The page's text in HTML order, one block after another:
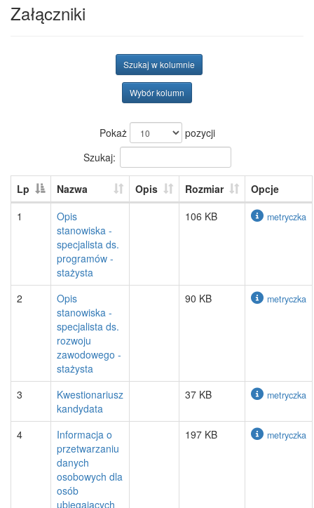
Załączniki
Szukaj w kolumnie
Wybór kolumn
Pokaż
pozycji
Szukaj:
Lp Nazwa Opis Rozmiar
Opcje
1
Opis
stanowiska -
specjalista ds.
programów -
stażysta
106 KB metryczka
2
Opis
stanowiska -
specjalista ds.
rozwoju
zawodowego -
stażysta
90 KB metryczka
3
Kwestionariusz
kandydata
37 KB metryczka
4
Informacja o
przetwarzaniu
danych
osobowych dla
osób
ubiegających
197 KB metryczka